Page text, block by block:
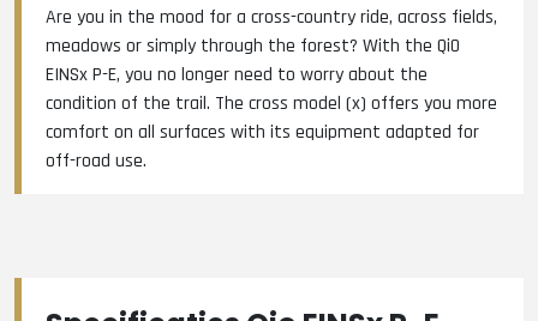
Are you in the mood for a cross-country ride, across fields,
meadows or simply through the forest? With the QiO
EINSx P-E, you no longer need to worry about the
condition of the trail. The cross model (x) offers you more
comfort on all surfaces with its equipment adapted for
off-road use.